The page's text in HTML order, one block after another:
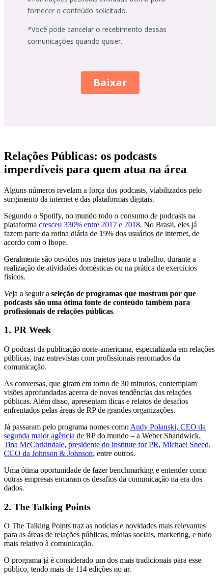
Relações Públicas: os podcasts
imperdíveis para quem atua na área
Alguns números revelam a força dos podcasts, viabilizados pelo
surgimento da internet e das plataformas digitais.
Segundo o Spotify, no mundo todo o consumo de podcasts na
plataforma cresceu 330% entre 2017 e 2018. No Brasil, eles já
fazem parte da rotina diária de 19% dos usuários de internet, de
acordo com o Ibope.
Geralmente são ouvidos nos trajetos para o trabalho, durante a
realização de atividades domésticas ou na prática de exercícios
físicos.
Veja a seguir a seleção de programas que mostram por que
podcasts são uma ótima fonte de conteúdo também para
profissionais de relações públicas.
1. PR Week
O podcast da publicação norte-americana, especializada em relações
públicas, traz entrevistas com profissionais renomados da
comunicação.
As conversas, que giram em torno de 30 minutos, contemplam
visões aprofundadas acerca de novas tendências das relações
públicas. Além disso, apresentam dicas e relatos de desafios
enfrentados pelas áreas de RP de grandes organizações.
Já passaram pelo programa nomes como Andy Polanski, CEO da
segunda maior agência de RP do mundo – a Weber Shandwick,
Tina McCorkindale, presidente do Institute for PR, Michael Sneed,
CCO da Johnson & Johnson, entre outros.
Uma ótima oportunidade de fazer benchmarking e entender como
outras empresas encaram os desafios da comunicação na era dos
dados.
2. The Talking Points
O The Talking Points traz as notícias e novidades mais relevantes
para as áreas de relações públicas, mídias sociais, marketing, e tudo
mais relativo à comunicação.
O programa já é considerado um dos mais tradicionais para esse
público, tendo mais de 114 edições no ar.